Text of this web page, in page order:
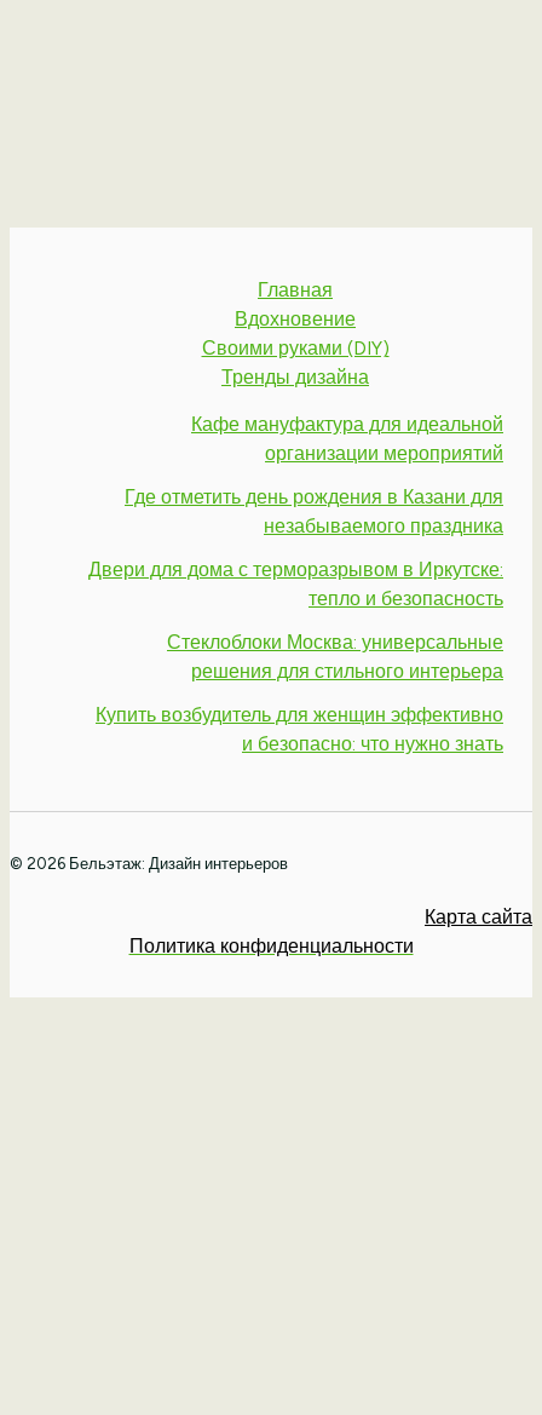
Главная
Вдохновение
Своими руками (DIY)
Тренды дизайна
Кафе мануфактура для идеальной
организации мероприятий
Где отметить день рождения в Казани для
незабываемого праздника
Двери для дома с терморазрывом в Иркутске:
тепло и безопасность
Стеклоблоки Москва: универсальные
решения для стильного интерьера
Купить возбудитель для женщин эффективно
и безопасно: что нужно знать
© 2026 Бельэтаж: Дизайн интерьеров
Карта сайта
Политика конфиденциальности